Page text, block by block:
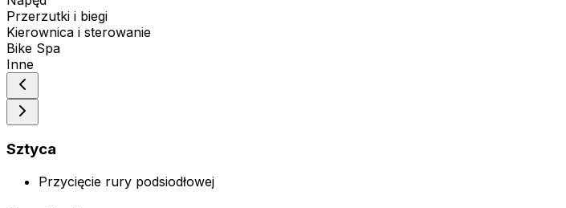
Przerzutki i biegi
Kierownica i sterowanie
Bike Spa
Inne
Sztyca
Przycięcie rury podsiodłowej